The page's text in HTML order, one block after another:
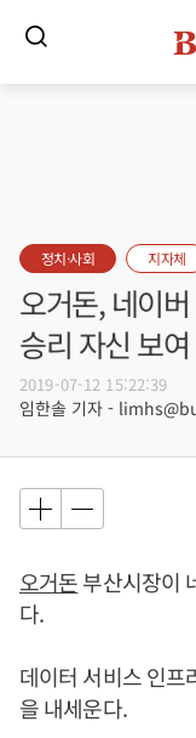
정치·사회 지자체
오거돈, 네이
승리 자신 보여
2019-07-12 15:22:39
임한솔 기자 -
오거돈부산시장이
다.
데이터 서비스 인프
을 내세운다.